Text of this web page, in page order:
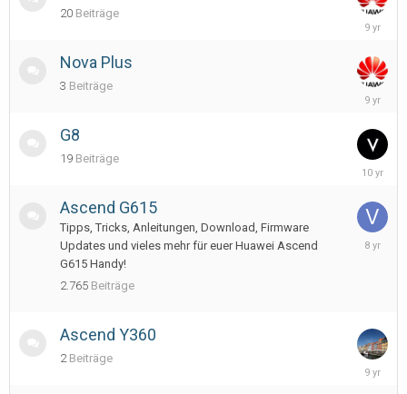
20 Beiträge
March
2017
Nova Plus
3 Beiträge
March
2017
G8
19 Beiträge
June
2016
Ascend G615
Tipps, Tricks, Anleitungen, Download, Firmware
Updates und vieles mehr für euer Huawei Ascend
G615 Handy!
2.765 Beiträge
Ascend Y360
2 Beiträge
October